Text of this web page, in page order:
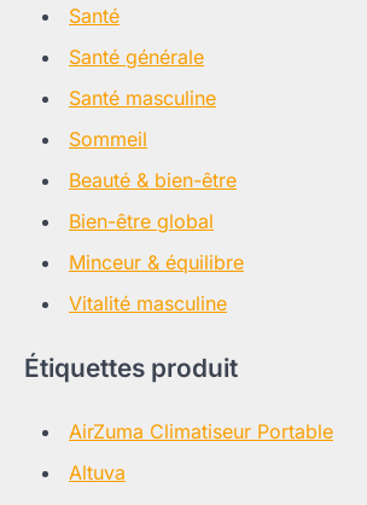
Santé
Santé générale
Santé masculine
Sommeil
Beauté & bien-être
Bien-être global
Minceur & équilibre
Vitalité masculine
Étiquettes produit
AirZuma Climatiseur Portable
Altuva